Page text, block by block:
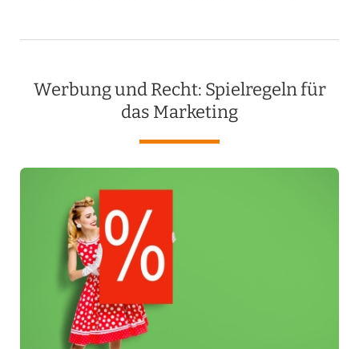
Werbung und Recht: Spielregeln für
das Marketing